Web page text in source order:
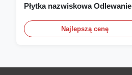
Płytka nazwiskowa Odlewanie
nazwiskowaNajlepszą cenę